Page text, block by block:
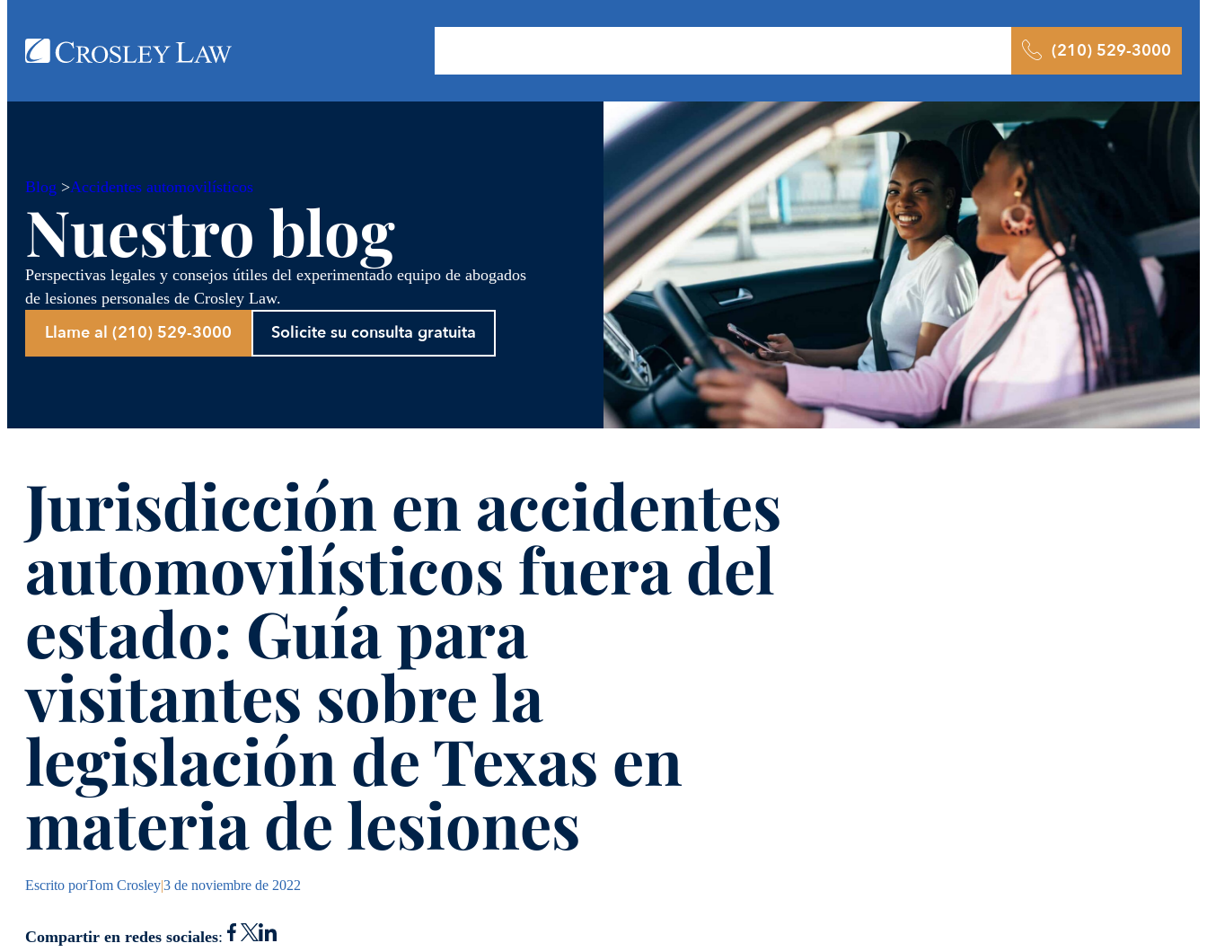
(210) 529-3000
Blog >Accidentes automovilísticos
Nuestro blog
Perspectivas legales y consejos útiles del experimentado equipo de abogados
de lesiones personales de Crosley Law.
Llame al (210) 529-3000 Solicite su consulta gratuita
Jurisdicción en accidentes
automovilísticos fuera del
estado: Guía para
visitantes sobre la
legislación de Texas en
materia de lesiones
Escrito porTom Crosley|3 de noviembre de 2022
Compartir en redes sociales: